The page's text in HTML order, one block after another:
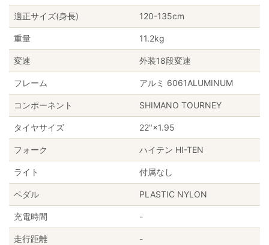
適正サイズ(身長) 120-135cm
重量 11.2kg
変速 外装18段変速
フレーム アルミ 6061ALUMINUM
コンポーネント SHIMANO TOURNEY
タイヤサイズ 22"×1.95
フォーク ハイテン HI-TEN
ライト 付属なし
ペダル PLASTIC NYLON
充電時間 -
走行距離 -